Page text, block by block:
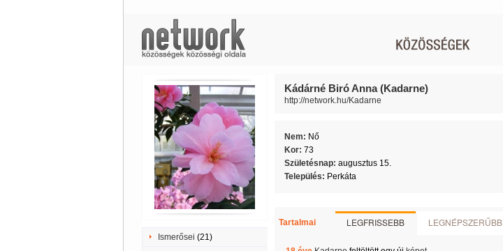
Ismerősei (21)
Kádárné Biró Anna (Kadarne)
http://network.hu/Kadarne
Nem: Nő
Kor: 73
Születésnap: augusztus 15.
Település: Perkáta
Tartalmai LEGFRISSEBB LEGNÉPSZERŰBB